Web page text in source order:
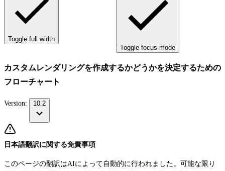
Toggle full width
Toggle focus mode
カスタムレンダリングを作成するかどうかを決定するための
フローチャート
Version: 10.2
日本語翻訳に関する免責事項
このページの翻訳はAIによって自動的に行われました。可能な限り